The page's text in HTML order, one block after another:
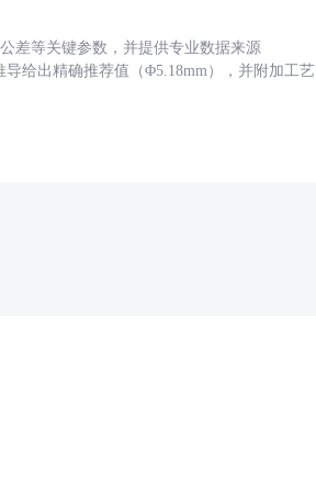
差等关键参数，并提供专业数据来源
导给出精确推荐值（Φ5.18mm），并附加工艺